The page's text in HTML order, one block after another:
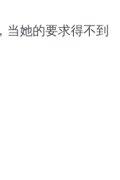
当她的要求得不到